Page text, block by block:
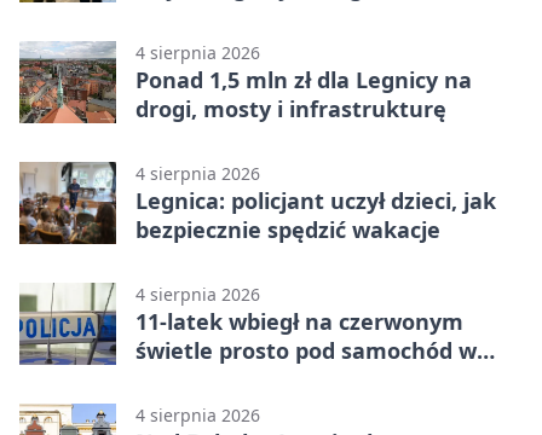
4 sierpnia 2026
Ponad 1,5 mln zł dla Legnicy na
drogi, mosty i infrastrukturę
4 sierpnia 2026
Legnica: policjant uczył dzieci, jak
bezpiecznie spędzić wakacje
4 sierpnia 2026
11-latek wbiegł na czerwonym
świetle prosto pod samochód w
4 sierpnia 2026